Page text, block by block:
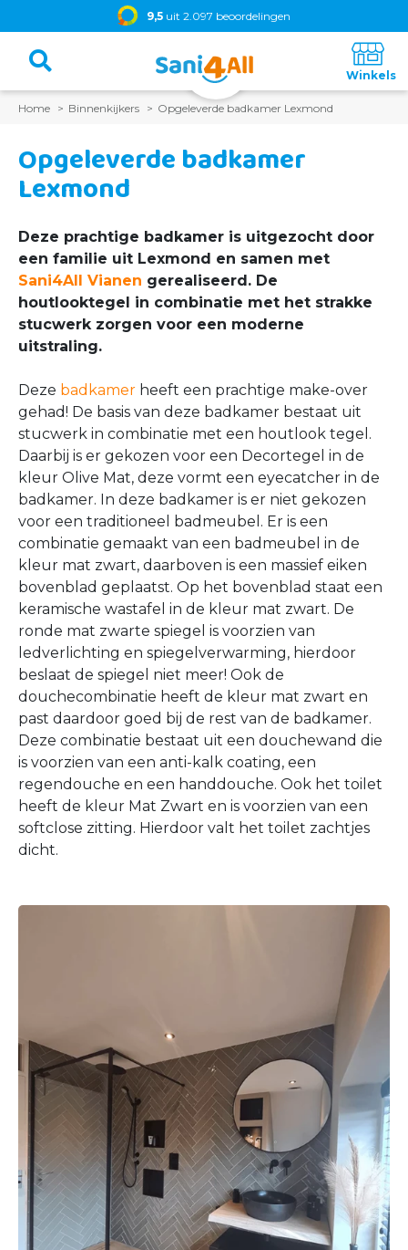
9,5 uit 2.097 beoordelingen
Home Binnenkijkers Opgeleverde badkamer Lexmond
Opgeleverde badkamer
Lexmond
Deze prachtige badkamer is uitgezocht door
een familie uit Lexmond en samen met
Sani4All Vianen gerealiseerd. De
houtlooktegel in combinatie met het strakke
stucwerk zorgen voor een moderne
uitstraling.
Deze badkamer heeft een prachtige make-over
gehad! De basis van deze badkamer bestaat uit
stucwerk in combinatie met een houtlook tegel.
Daarbij is er gekozen voor een Decortegel in de
kleur Olive Mat, deze vormt een eyecatcher in de
badkamer. In deze badkamer is er niet gekozen
voor een traditioneel badmeubel. Er is een
combinatie gemaakt van een badmeubel in de
kleur mat zwart, daarboven is een massief eiken
bovenblad geplaatst. Op het bovenblad staat een
keramische wastafel in de kleur mat zwart. De
ronde mat zwarte spiegel is voorzien van
ledverlichting en spiegelverwarming, hierdoor
beslaat de spiegel niet meer! Ook de
douchecombinatie heeft de kleur mat zwart en
past daardoor goed bij de rest van de badkamer.
Deze combinatie bestaat uit een douchewand die
is voorzien van een anti-kalk coating, een
regendouche en een handdouche. Ook het toilet
heeft de kleur Mat Zwart en is voorzien van een
softclose zitting. Hierdoor valt het toilet zachtjes
dicht.